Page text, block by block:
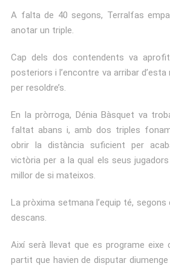
A falta de 40 segons, Terralfas
anotar un triple.
Cap dels dos contendents va
posteriors i l’encontre va arribar
per resoldre’s.
En la pròrroga, Dénia Bàsquet va
faltat abans i, amb dos triples
obrir la distància suficient per
victòria per a la qual els seus
millor de si mateixos.
La pròxima setmana l’equip té, segons
descans.
Així serà llevat que es programe eixe
partit que havien de disputar